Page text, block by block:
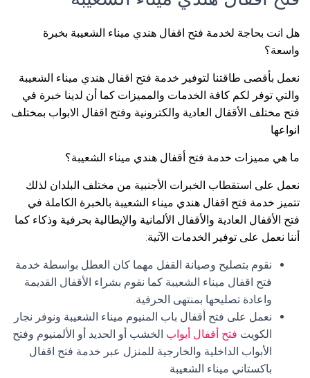
هل انت بحاجة لخدمة فتح اقفال هندي ميناء الشعيبة بخبرة
واسعة؟
نعمل بأقصى طاقتنا لتوفير خدمة فتح اقفال هندي ميناء الشعيبة
والتي توفر لكم كافة الخدمات والمميزات كما أن لدينا خبرة في
فتح مختلف الأقفال العادية والكترونية وفتح اقفال الابواب بمختلف
انواعها
ما هي مميزات خدمة فتح أقفال هندي ميناء الشعيبة؟
نعمل على استقطاب الخبرات الأجنبية من مختلف البلدان لذلك
تتميز خدمة فتح اقفال هندي ميناء الشعيبة بالخبرة الكاملة في
فتح الأقفال العادية والأقفال الألمانية والإيطالية بحرفية وذكاء كما
أننا نعمل على توفير الخدمات الآتية:
نقوم بتصليح وصيانة القفل مهما كان العطل بواسطة خدمة
فتح اقفال ميناء الشعيبة كما نقوم بشراء الأقفال القديمة
واعادة تصليحها بمنتهى الحرفية.
نعمل على فتح أقفال باب المنيوم ميناء الشعيبة ونوفر نجار
الكويت فتح أقفال أبواب الخشب أو الحديد أو الألمنيوم وفتح
الأبواب الداخلية والخارجية للمنزل عبر خدمة فتح اقفال
باكستاني ميناء الشعيبة